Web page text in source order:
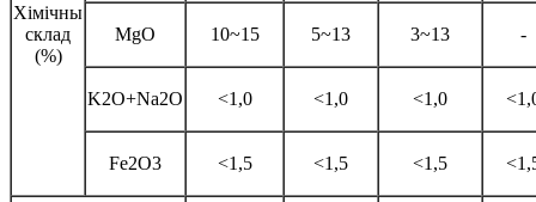
Хімічны
склад
(%)
MgO 10~15 5~13 3~13 -
K2O+Na2O <1,0 <1,0 <1,0
Fe2O3 <1,5 <1,5 <1,5